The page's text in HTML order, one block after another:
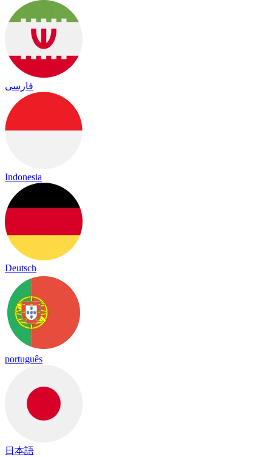
فارسی
Indonesia
Deutsch
português
日本語